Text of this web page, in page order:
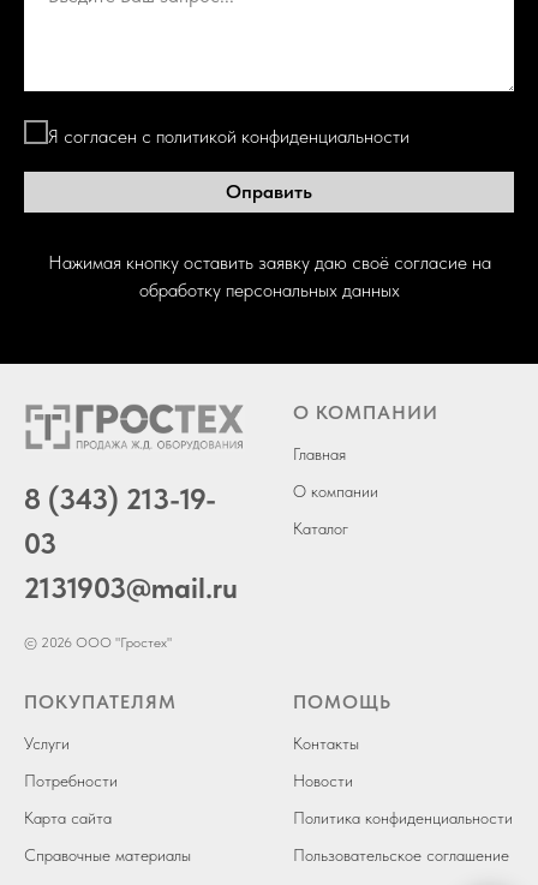
Я согласен с политикой конфиденциальности
Оправить
Нажимая кнопку оставить заявку даю своё согласие на
обработку персональных данных
8 (343) 213-19-
03
2131903@mail.ru
© 2026 ООО "Гростех"
О КОМПАНИИ
Главная
О компании
Каталог
ПОКУПАТЕЛЯМ
Услуги
Потребности
Карта сайта
Справочные материалы
ПОМОЩЬ
Контакты
Новости
Политика конфиденциальности
Пользовательское соглашение